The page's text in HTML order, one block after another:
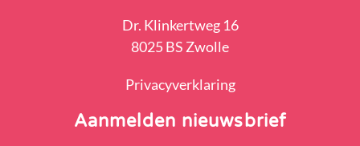
Dr. Klinkertweg 16
8025 BS Zwolle
Privacyverklaring
Aanmelden nieuwsbrief